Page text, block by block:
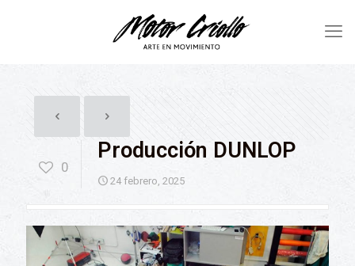
0
Producción DUNLOP
24 febrero, 2025